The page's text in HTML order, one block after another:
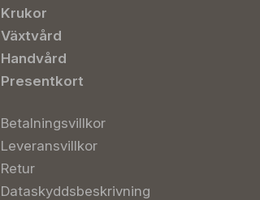
Krukor
Växtvård
Handvård
Presentkort
Betalningsvillkor
Leveransvillkor
Retur
Dataskyddsbeskrivning